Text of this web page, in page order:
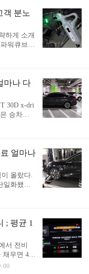
4시간
수석 1인
로 시승
게 이모
일단 매장
제는 속
렇게 좋
. (오토파
객 분노
하게 소개
워큐브
는 파워
가피하다
재판매로
만. 어찌
념으로
저렴하게
만 냉철
부분 정
늘리는 수
마나 다
30D x-dri
승차감
중에는
봤다면
리 따져봐
다 조금
못하는
내 목숨
다면 승차
더 자세
얼마나
올랐다.
화됐고,
충전단
하게 올
올라 버
살펴보
대부분의
면 되고,
상승.
; 평균 1
서 전비
채우면 4k
수 있다.